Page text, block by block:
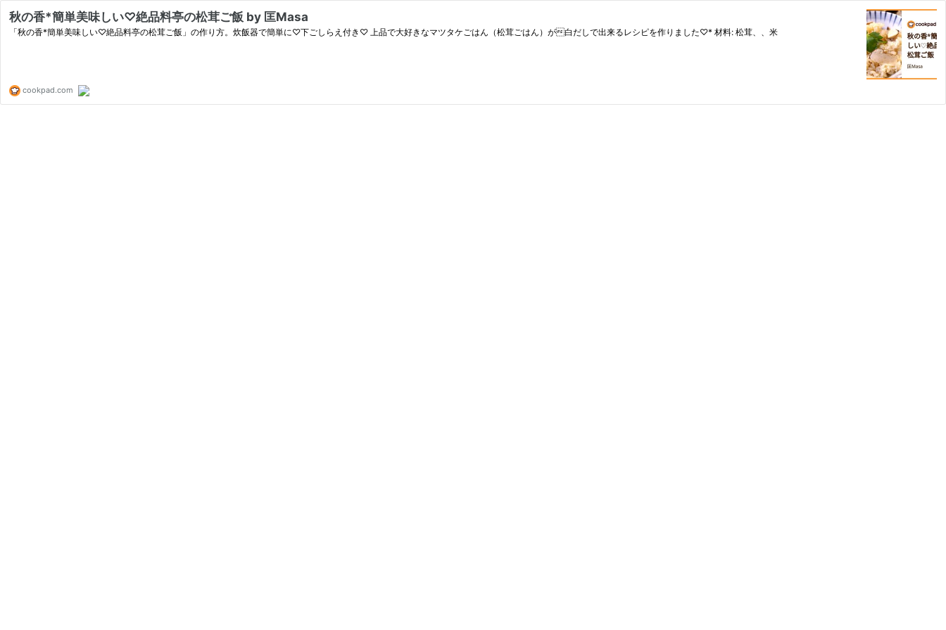
秋の香*簡単美味しい♡絶品料亭の松茸ご飯 by 匡Masa
「秋の香*簡単美味しい♡絶品料亭の松茸ご飯」の作り方。炊飯器で簡単に♡下ごしらえ付き♡ 上品で大好きなマツタケごはん（松茸ごはん）が白だしで出来るレシピを作りました♡* 材料: 松茸、、米
cookpad.com